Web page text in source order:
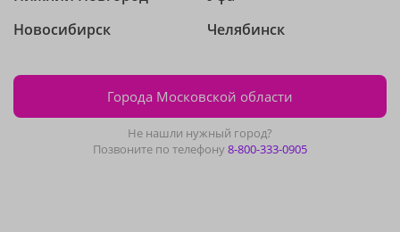
Новосибирск
Челябинск
Города Московской области
Не нашли нужный город?
Позвоните по телефону8-800-333-0905